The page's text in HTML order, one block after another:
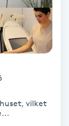
vilket